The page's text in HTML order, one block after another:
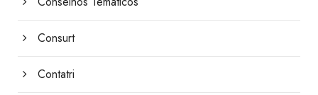
Consurt
Contatri